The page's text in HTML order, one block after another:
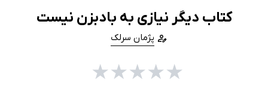
کتاب دیگر نیازی به بادبزن نیست
پژمان سرلک
★
★
★
★
★